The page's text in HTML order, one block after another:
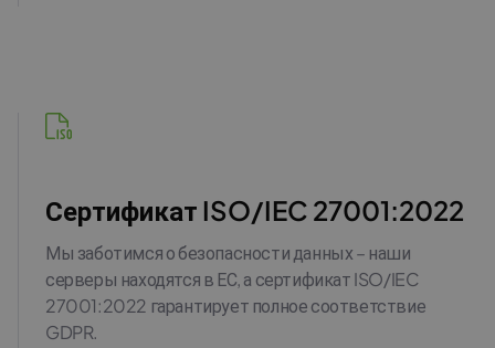
Сертификат ISO/IEC 27001:2022
Мы заботимся о безопасности данных – наши
серверы находятся в ЕС, а сертификат ISO/IEC
27001:2022 гарантирует полное соответствие
GDPR.